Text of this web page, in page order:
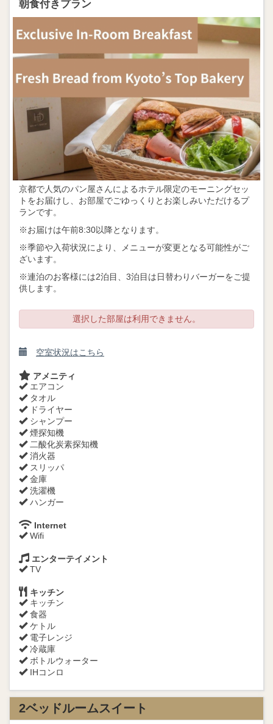
朝食付きプラン
京都で人気のパン屋さんによるホテル限定のモーニングセッ
トをお届けし、お部屋でごゆっくりとお楽しみいただけるプ
ランです。
※お届けは午前8:30以降となります。
※季節や入荷状況により、メニューが変更となる可能性がご
ざいます。
※連泊のお客様には2泊目、3泊目は日替わりバーガーをご提
供します。
選択した部屋は利用できません。
空室状況はこちら
アメニティ
エアコン
タオル
ドライヤー
シャンプー
煙探知機
二酸化炭素探知機
消火器
スリッパ
金庫
洗濯機
ハンガー
Internet
Wifi
エンターテイメント
TV
キッチン
キッチン
食器
ケトル
電子レンジ
冷蔵庫
ボトルウォーター
IHコンロ
2ベッドルームスイート